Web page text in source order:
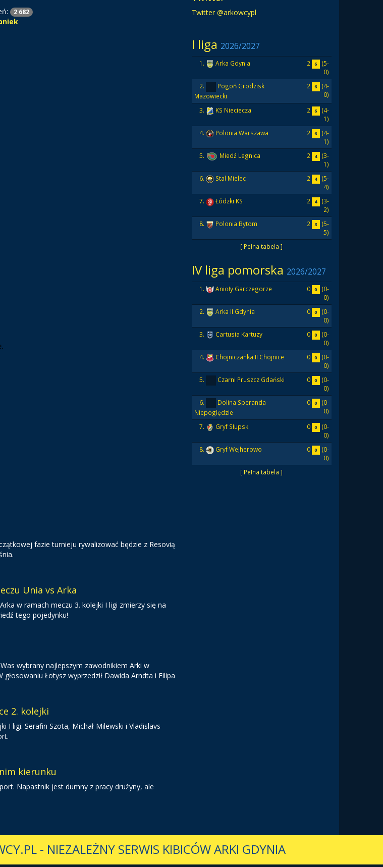
2 682
fazie turnieju rywalizować będzie z Resovią
Unia vs Arka
w ramach meczu 3. kolejki I ligi zmierzy się na
tego pojedynku!
wybrany najlepszym zawodnikiem Arki w
Łotysz wyprzedził Dawida Arndta i Filipa
2. kolejki
I ligi. Serafin Szota, Michał Milewski i Vladislavs
kierunku
Napastnik jest dumny z pracy drużyny, ale
Twitter @arkowcypl
I liga 2026/2027
[ Pełna tabela ]
1. Arka Gdynia 2 6
(5-
0)
2.
Pogoń Grodzisk
Mazowiecki
2 6
(4-
0)
3.
KS Nieciecza 2 6
(4-
1)
4.
Polonia Warszawa 2 6
(4-
1)
5.
Miedź Legnica 2 4
(3-
1)
6.
Stal Mielec 2 4
(5-
4)
7.
Łódzki KS 2 4
(3-
2)
8.
Polonia Bytom 2 3
(5-
5)
IV liga pomorska 2026/2027
[ Pełna tabela ]
1. Anioły Garczegorze 0 0
(0-
0)
2.
Arka II Gdynia 0 0
(0-
0)
3.
Cartusia Kartuzy 0 0
(0-
0)
4.
Chojniczanka II Chojnice 0 0
(0-
0)
5.
Czarni Pruszcz Gdański 0 0
(0-
0)
6.
Dolina Speranda
Niepoględzie
0 0
(0-
0)
7.
Gryf Słupsk 0 0
(0-
0)
8.
Gryf Wejherowo 0 0
(0-
0)
- NIEZALEŻNY SERWIS KIBICÓW ARKI GDYNIA